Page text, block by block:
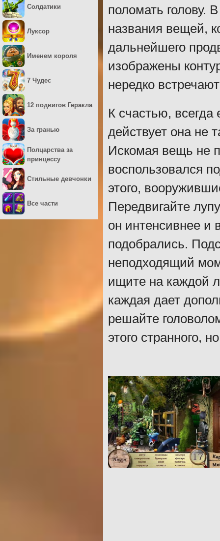
поломать голову.
названия вещей,
дальнейшего
изображены
нередко
К счастью, всегда
действует она не
Искомая вещь не
воспользовался
этого,
Передвигайте
он интенсивнее
подобрались.
неподходящий
ищите на каждой
каждая дает
решайте
этого странного,
Солдатики
Луксор
Именем короля
7 Чудес
12 подвигов Геракла
За гранью
Полцарства за
принцессу
Стильные девчонки
Все части